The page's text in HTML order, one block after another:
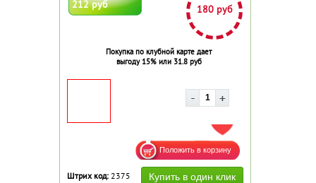
212 руб 180 руб
Покупка по клубной карте дает
выгоду 15% или 31.8 руб
ДОБАВИТЬ В ИЗБРАННОЕ
Штрих код: 2375